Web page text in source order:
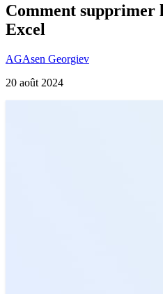
Comment supprimer
Excel
AGAsen Georgiev
20 août 2024